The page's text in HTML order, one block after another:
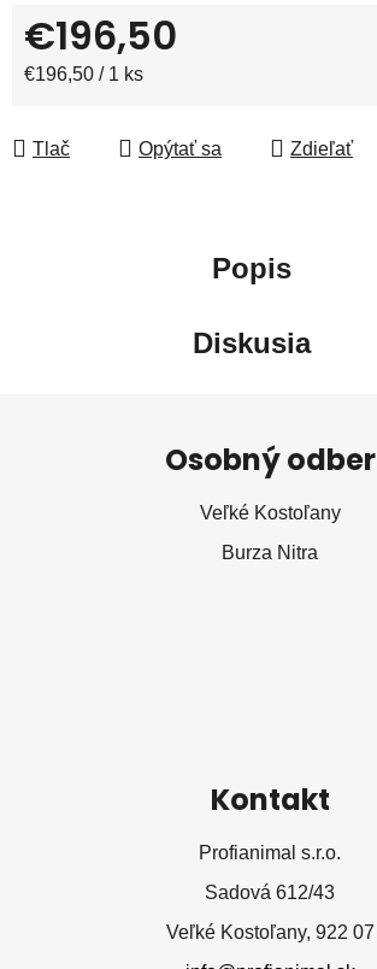
€196,50
Jednotková cena:
€196,50 / 1 ks
Tlač Opýtať sa Zdieľať
Popis
Diskusia
Osobný odber
Veľké Kostoľany
Burza Nitra
Kontakt
Profianimal s.r.o.
Sadová 612/43
Veľké Kostoľany, 922 07